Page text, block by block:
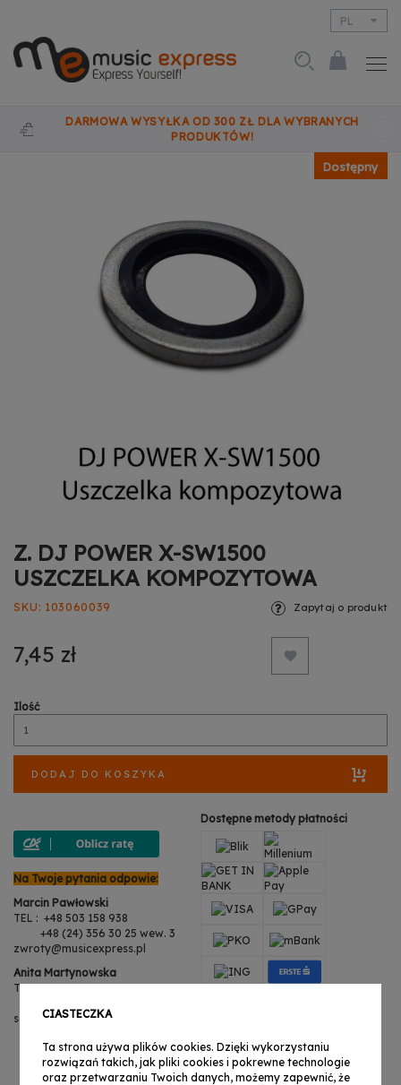
PL
DARMOWA WYSYŁKA OD 300 ZŁ DLA WYBRANYCH
PRODUKTÓW!
Dostępny
Z. DJ POWER X-SW1500
USZCZELKA KOMPOZYTOWA
SKU 103060039
7,45 zł
Zapytaj o produkt
Ilość
DODAJ DO KOSZYKA
Na Twoje pytania odpowie:
Marcin Pawłowski
TEL : +48 503 158 938
+48 (24) 356 30 25 wew. 3
zwroty@musicexpress.pl
Anita Martynowska
TEL : +48 503 158 938
serwis@musicexpress.pl
Dostępne metody płatności
CIASTECZKA
Ta strona używa plików cookies. Dzięki wykorzystaniu
rozwiązań takich, jak pliki cookies i pokrewne technologie
oraz przetwarzaniu Twoich danych, możemy zapewnić, że